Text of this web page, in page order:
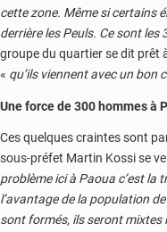
cette zone. Même si certains
derrière les Peuls. Ce sont les
groupe du quartier se dit prêt
« qu’ils viennent avec un bon
Une force de 300 hommes à
Ces quelques craintes sont
sous-préfet Martin Kossi se
problème ici à Paoua c’est la
l’avantage de la population
sont formés, ils seront mixtes